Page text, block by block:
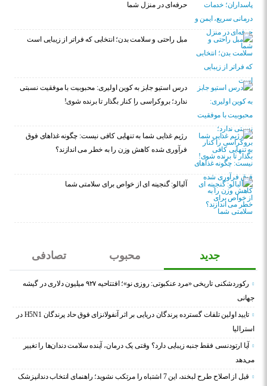
حرفه‌ای در منزل شما
مبل راحتی و سلامت بدن؛ انتخابی که فراتر از زیبایی است
درس استیو جابز به کوین اولیری: محبوبیت با موفقیت نسبتی
ندارد؛ بروکراسی را کنار بگذار تا برنده شوی!
رژیم غذایی شما به تنهایی کافی نیست: چگونه غذاهای فوق
فرآوری شده کاهش وزن را به خطر می اندازند؟
آلبالو: گنجینه ای از خواص برای سلامتی شما
جدید محبوب تصادفی
رکوردشکنی تاریخی «مرد عنکبوتی: روزی نو»؛ افتتاحیه ۹۲۷ میلیون دلاری در گیشه
جهانی
تایید اولین تلفات گسترده پرندگان دریایی بر اثر آنفولانزای فوق حاد پرندگان H5N1 در
استرالیا
آیا ارتودنسی فقط جنبه زیبایی دارد؟ وقتی یک درمان، آینده سلامت دندان‌ها را تغییر
می‌دهد
قبل از اصلاح طرح لبخند، این 7 اشتباه را مرتکب نشوید؛ راهنمای انتخاب دندانپزشک